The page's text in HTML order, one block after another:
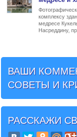
комплексу
медресе
Насреддину,
ВАШИ
СОВЕТЫ И
РАССКАЖИ